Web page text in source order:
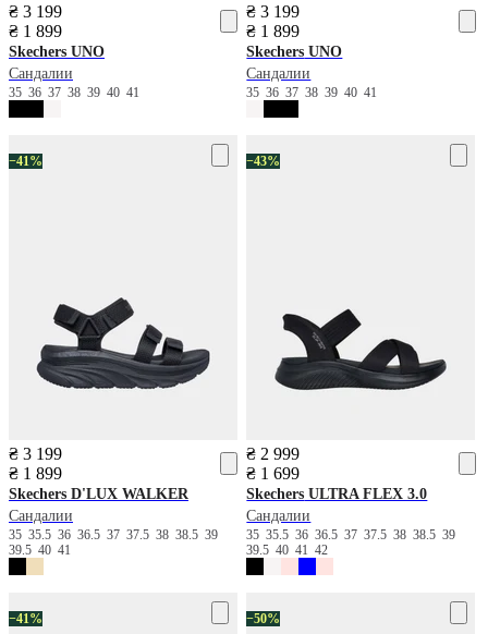
₴ 3 199
₴ 1 899
Skechers UNO
Сандалии
35 36 37 38 39 40 41
₴ 3 199
₴ 1 899
Skechers UNO
Сандалии
35363738394041
−41%
₴ 3 199
₴ 1 899
Skechers D'LUX WALKER
Сандалии
35 35.5 36 36.5 37 37.5 38 38.5 39
39.5 40 41
−43%
₴ 2 999
₴ 1 699
Skechers ULTRA FLEX 3.0
Сандалии
3535.53636.53737.53838.539
39.5404142
−41% −50%